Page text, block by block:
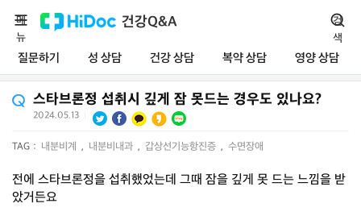
건강Q&A
질문하기 성 상담 건강 상담 복약 상담 영양 상담
메
뉴
검
색
스타브론정 섭취시 깊게 잠 못드는 경우도 있나요?
2024.05.13
TAG : 내분비계 , 내분비내과 , 갑상선기능항진증 , 수면장애
전에 스타브론정을 섭취했었는데 그때 잠을 깊게 못 드는 느낌을 받
았거든요